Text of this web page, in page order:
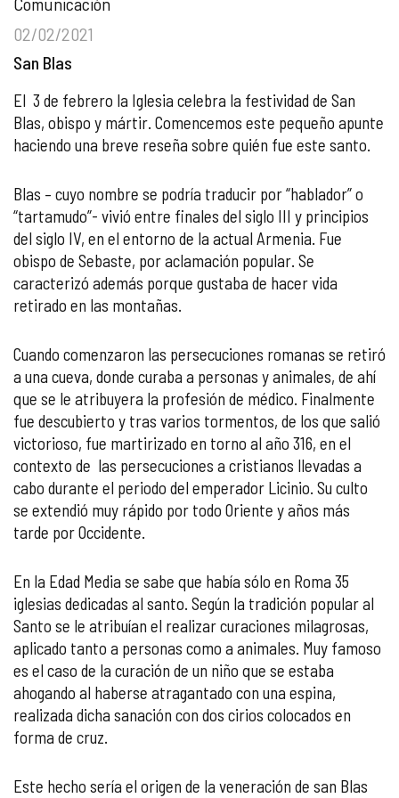
02/02/2021
San Blas
El 3 de febrero la Iglesia celebra la festividad de San
Blas, obispo y mártir. Comencemos este pequeño apunte
haciendo una breve reseña sobre quién fue este santo.
Blas – cuyo nombre se podría traducir por “hablador” o
“tartamudo”- vivió entre finales del siglo III y principios
del siglo IV, en el entorno de la actual Armenia. Fue
obispo de Sebaste, por aclamación popular. Se
caracterizó además porque gustaba de hacer vida
retirado en las montañas.
Cuando comenzaron las persecuciones romanas se retiró
a una cueva, donde curaba a personas y animales, de ahí
que se le atribuyera la profesión de médico. Finalmente
fue descubierto y tras varios tormentos, de los que salió
victorioso, fue martirizado en torno al año 316, en el
contexto de las persecuciones a cristianos llevadas a
cabo durante el periodo del emperador Licinio. Su culto
se extendió muy rápido por todo Oriente y años más
tarde por Occidente.
En la Edad Media se sabe que había sólo en Roma 35
iglesias dedicadas al santo. Según la tradición popular al
Santo se le atribuían el realizar curaciones milagrosas,
aplicado tanto a personas como a animales. Muy famoso
es el caso de la curación de un niño que se estaba
ahogando al haberse atragantado con una espina,
realizada dicha sanación con dos cirios colocados en
forma de cruz.
Este hecho sería el origen de la veneración de san Blas